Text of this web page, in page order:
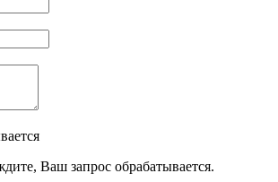
Ваш запрос обрабатывается.